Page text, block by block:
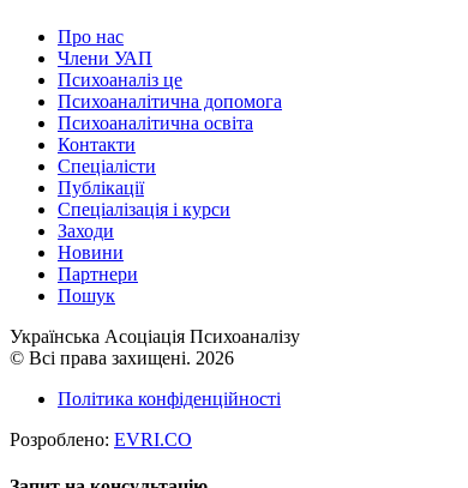
Про нас
Члени УАП
Психоаналіз це
Психоаналітична допомога
Психоаналітична освіта
Контакти
Спеціалісти
Публікації
Cпеціалізація і курси
Заходи
Новини
Партнери
Пошук
Українська Асоціація Психоаналізу
© Всі права захищені. 2026
Політика конфіденційності
Розроблено: EVRI.CO